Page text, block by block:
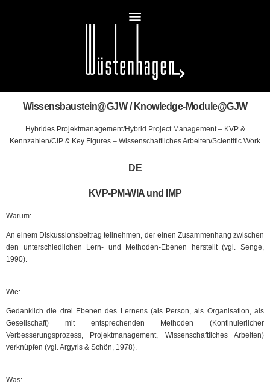
Wissensbaustein@GJW / Knowledge-Module@GJW
Hybrides Projektmanagement/Hybrid Project Management– KVP &
Kennzahlen/CIP & Key Figures – Wissenschaftliches Arbeiten/Scientific Work
DE
KVP-PM-WIA und IMP
Warum:
An einem Diskussionsbeitrag teilnehmen, der einen Zusammenhang zwischen
den unterschiedlichen Lern- und Methoden-Ebenen herstellt (vgl. Senge,
1990).
Wie:
Gedanklich die drei Ebenen des Lernens (als Person, als Organisation, als
Gesellschaft) mit entsprechenden Methoden (Kontinuierlicher
Verbesserungsprozess, Projektmanagement, Wissenschaftliches Arbeiten)
verknüpfen (vgl. Argyris & Schön, 1978).
Was: